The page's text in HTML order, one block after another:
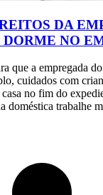
DA
NO
que a empregada
cuidados com
no fim do
doméstica trabalhe